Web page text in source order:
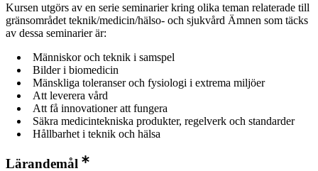
Kursen utgörs av en serie seminarier kring olika teman relaterade till
gränsområdet teknik/medicin/hälso- och sjukvård Ämnen som täcks
av dessa seminarier är:
Människor och teknik i samspel
Bilder i biomedicin
Mänskliga toleranser och fysiologi i extrema miljöer
Att leverera vård
Att få innovationer att fungera
Säkra medicintekniska produkter, regelverk och standarder
Hållbarhet i teknik och hälsa
Lärandemål